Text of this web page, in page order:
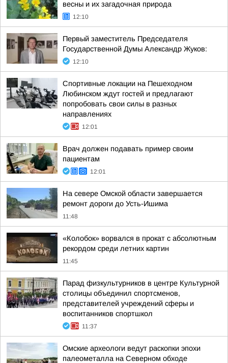
весны и их загадочная природа
12:10
Первый заместитель Председателя
Государственной Думы Александр Жуков:
12:10
Спортивные локации на Пешеходном
Любинском ждут гостей и предлагают
попробовать свои силы в разных
направлениях
12:01
Врач должен подавать пример своим
пациентам
12:01
На севере Омской области завершается
ремонт дороги до Усть-Ишима
11:48
«Колобок» ворвался в прокат с абсолютным
рекордом среди летних картин
11:45
Парад физкультурников в центре Культурной
столицы объединил спортсменов,
представителей учреждений сферы и
воспитанников спортшкол
11:37
Омские археологи ведут раскопки эпохи
палеометалла на Северном обходе